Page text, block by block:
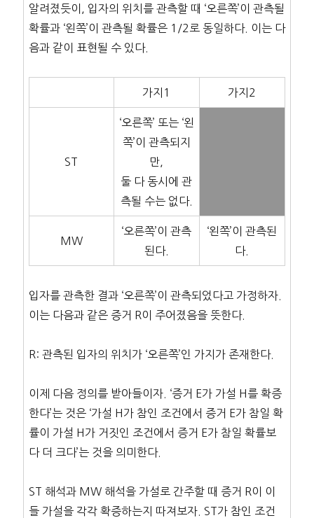
알려졌듯이, 입자의 위치를 관측할 때 ‘오른쪽’이 관측될
확률과 ‘왼쪽’이 관측될 확률은 1/2로 동일하다. 이는 다
음과 같이 표현될 수 있다.
가지1 가지2
ST
‘오른쪽’ 또는 ‘왼
쪽’이 관측되지
만,
둘 다 동시에 관
측될 수는 없다.
MW
‘오른쪽’이 관측
된다.
‘왼쪽’이 관측된
다.
입자를 관측한 결과 ‘오른쪽’이 관측되었다고 가정하자.
이는 다음과 같은 증거 R이 주어졌음을 뜻한다.
R: 관측된 입자의 위치가 ‘오른쪽’인 가지가 존재한다.
이제 다음 정의를 받아들이자. ‘증거 E가 가설 H를 확증
한다’는 것은 ‘가설 H가 참인 조건에서 증거 E가 참일 확
률이 가설 H가 거짓인 조건에서 증거 E가 참일 확률보
다 더 크다’는 것을 의미한다.
ST 해석과 MW 해석을 가설로 간주할 때 증거 R이 이
들 가설을 각각 확증하는지 따져보자. ST가 참인 조건